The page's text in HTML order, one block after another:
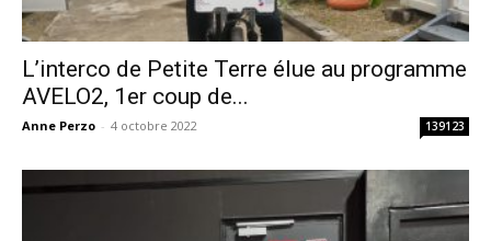
L’interco de Petite Terre élue au programme
AVELO2, 1er coup de...
Anne Perzo - 4 octobre 2022 139123